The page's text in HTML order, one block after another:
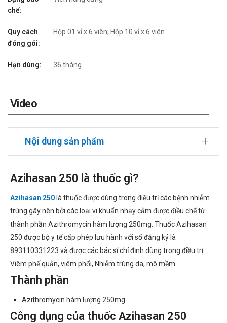
chế:
Quy cách
đóng gói:
Hộp 01 vỉ x 6 viên; Hộp 10 vỉ x 6 viên
Hạn dùng: 36 tháng
Video
Nội dung sản phẩm
Azihasan 250 là thuốc gì?
Azihasan 250 là thuốc được dùng trong điều trị các bệnh nhiễm
trùng gây nên bởi các loại vi khuẩn nhạy cảm được điều chế từ
thành phần Azithromycin hàm lượng 250mg. Thuốc Azihasan
250 được bộ y tế cấp phép lưu hành với số đăng ký là
893110331223 và được các bác sĩ chỉ định dùng trong điều trị
Viêm phế quản, viêm phổi, Nhiễm trùng da, mô mềm…
Thành phần
Azithromycin hàm lượng 250mg
Công dụng của thuốc Azihasan 250